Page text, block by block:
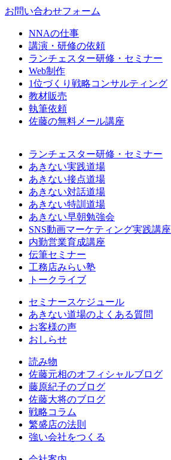
お問い合わせフォーム
NNAの仕事
講演・研修の依頼
ランチェスター研修・セミナー
Web制作
1位づくり戦略コンサルティング
教材販売
執筆依頼
佐藤の無料メール講座
ランチェスター研修・セミナー
あきない実践道場
あきない接点道場
あきない対話道場
あきない特訓道場
あきない早朝勉強会
SNS動画マーケティング実践講座
内勤営業育成講座
伝筆セミナー
工務店みらい塾
トークライブ
セミナースケジュール
あきない道場のよくある質問
お客様の声
おしらせ
読み物
佐藤元相のオフィシャルブログ
藤原紀子のブログ
佐藤大将のブログ
戦略コラム
繁盛店の法則
強い会社をつくる